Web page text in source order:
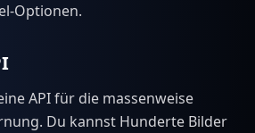
Optionen.
API für die massenweise
Du kannst Hunderte Bilder